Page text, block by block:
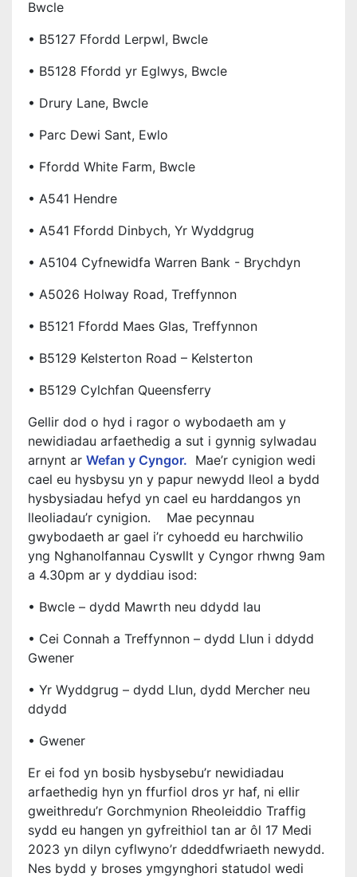
Bwcle
• B5127 Ffordd Lerpwl, Bwcle
• B5128 Ffordd yr Eglwys, Bwcle
• Drury Lane, Bwcle
• Parc Dewi Sant, Ewlo
• Ffordd White Farm, Bwcle
• A541 Hendre
• A541 Ffordd Dinbych, Yr Wyddgrug
• A5104 Cyfnewidfa Warren Bank - Brychdyn
• A5026 Holway Road, Treffynnon
• B5121 Ffordd Maes Glas, Treffynnon
• B5129 Kelsterton Road – Kelsterton
• B5129 Cylchfan Queensferry
Gellir dod o hyd i ragor o wybodaeth am y
newidiadau arfaethedig a sut i gynnig sylwadau
arnynt ar Wefan y Cyngor. Mae’r cynigion wedi
cael eu hysbysu yn y papur newydd lleol a bydd
hysbysiadau hefyd yn cael eu harddangos yn
lleoliadau’r cynigion. Mae pecynnau
gwybodaeth ar gael i’r cyhoedd eu harchwilio
yng Nghanolfannau Cyswllt y Cyngor rhwng 9am
a 4.30pm ar y dyddiau isod:
• Bwcle – dydd Mawrth neu ddydd Iau
• Cei Connah a Treffynnon – dydd Llun i ddydd
Gwener
• Yr Wyddgrug – dydd Llun, dydd Mercher neu
ddydd
• Gwener
Er ei fod yn bosib hysbysebu’r newidiadau
arfaethedig hyn yn ffurfiol dros yr haf, ni ellir
gweithredu’r Gorchmynion Rheoleiddio Traffig
sydd eu hangen yn gyfreithiol tan ar ôl 17 Medi
2023 yn dilyn cyflwyno’r ddeddfwriaeth newydd.
Nes bydd y broses ymgynghori statudol wedi